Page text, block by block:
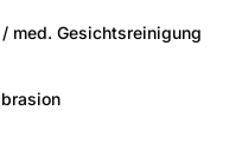
med. Gesichtsreinigung